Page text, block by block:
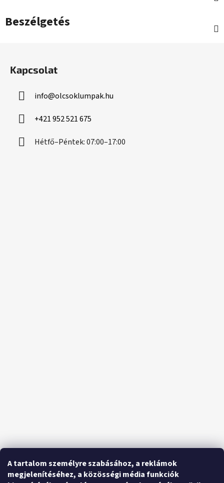
A tartalom személyre szabásához, a reklámok
megjelenítéséhez, a közösségi média funkciók
Beszélgetés
Kapcsolat
info@olcsoklumpak.hu
+421 952 521 675
Hétfő–Péntek: 07:00–17:00